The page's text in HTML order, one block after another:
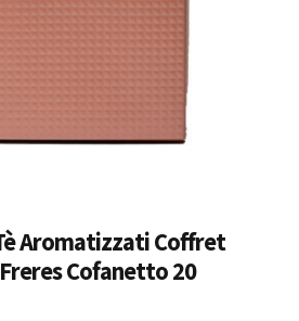
Aromatizzati Coffret
Cofanetto 20